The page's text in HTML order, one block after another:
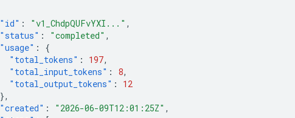
"id" : "v1_ChdpQUFvYXI..." ,
"status" : "completed" ,
"usage" :
{
"total_tokens" : 197,
"total_input_tokens" : 8,
"total_output_tokens" :
12
},
"created" : "2026-06-09T12:01:25Z" ,